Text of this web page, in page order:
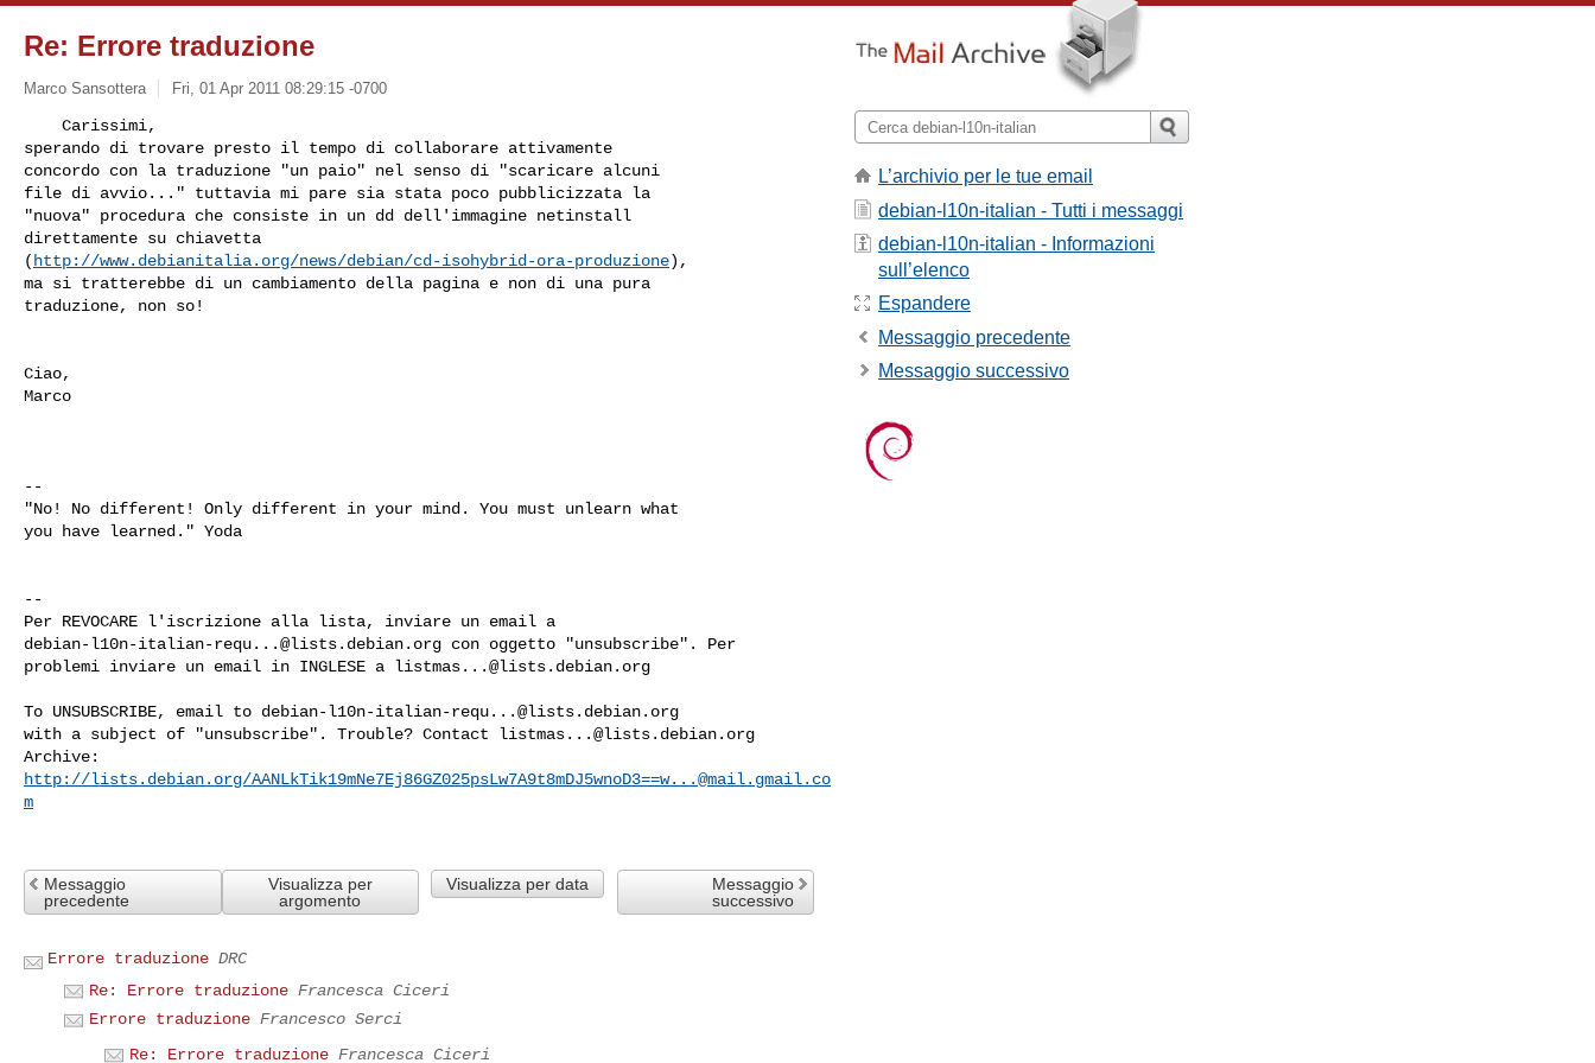
Re: Errore traduzione
Marco Sansottera Fri, 01 Apr 2011 08:29:15 -0700
sperando di trovare presto il tempo di collaborare attivamente
concordo con la traduzione "un paio" nel senso di "scaricare alcuni
file di avvio..." tuttavia mi pare sia stata poco pubblicizzata la
"nuova" procedura che consiste in un dd dell'immagine netinstall
direttamente su chiavetta
( http://www.debianitalia.org/news/debian/cd-isohybrid-ora-produzione),
ma si tratterebbe di un cambiamento della pagina e non di una pura
traduzione, non so!
Ciao,
Marco
--
"No! No different! Only different in your mind. You must unlearn what
you have learned." Yoda
--
debian-l10n-italian-requ...@lists.debian.org con oggetto "unsubscribe". Per
problemi inviare un email in INGLESE a listmas...@lists.debian.org
To UNSUBSCRIBE, email to debian-l10n-italian-requ...@lists.debian.org
with a subject of "unsubscribe". Trouble? Contact listmas...@lists.debian.org
http://lists.debian.org/AANLkTik19mNe7Ej86GZ025psLw7A9t8mDJ5wnoD3==w...@mail.gmail.co
m
Messaggio
precedente
Visualizza per
argomento
Visualizza per data
Messaggio
successivo
Errore traduzione DRC
Re: Errore traduzione Francesca Ciceri
Errore traduzione Francesco Serci
Re: Errore traduzione Francesca Ciceri
L’archivio per le tue email
debian-l10n-italian - Tutti i messaggi
debian-l10n-italian - Informazioni
sull’elenco
Espandere
Messaggio precedente
Messaggio successivo